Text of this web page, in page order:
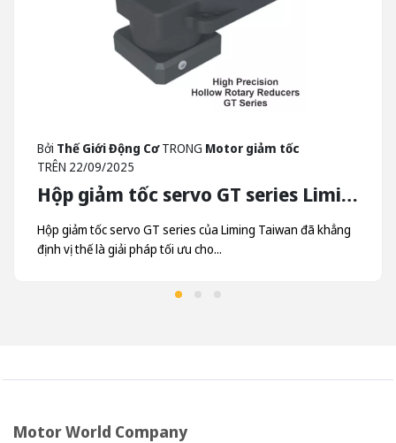
Bởi Thế Giới Động Cơ TRONG Motor giảm tốc
TRÊN 22/09/2025
Hộp giảm tốc servo GT series Liming - Hộp Giảm Tốc Quay Trục Rỗng Liming Taiwan
Hộp giảm tốc servo GT series của Liming Taiwan đã khẳng
định vị thế là giải pháp tối ưu cho...
Motor World Company